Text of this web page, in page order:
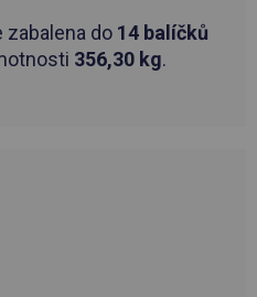
zabalena do 14 balíčků
356,30 kg.